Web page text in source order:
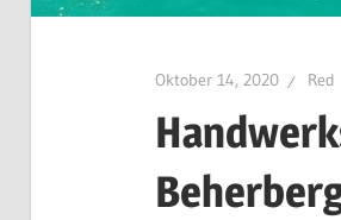
Oktober 14, 2020 Red